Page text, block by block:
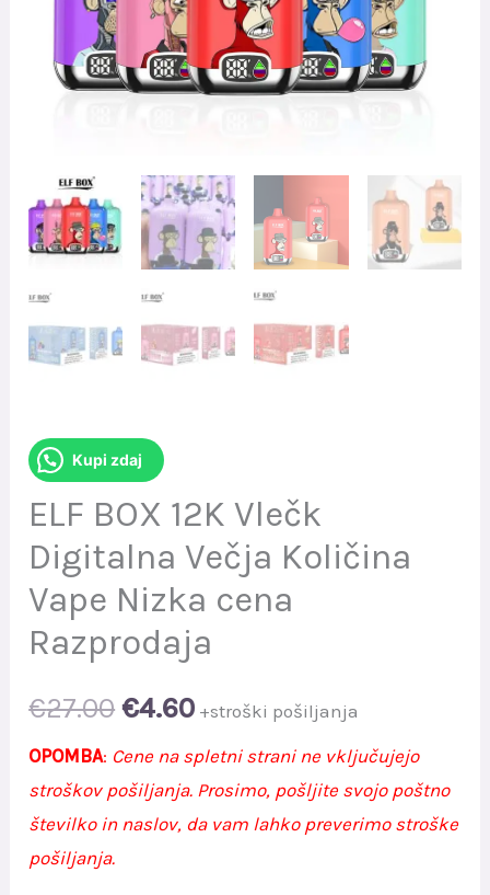
Kupi zdaj
ELF BOX 12K Vlečk
Digitalna Večja Količina
Vape Nizka cena
Razprodaja
€27.00 Original
price
was:
€4.60Current
price
is:
+stroški pošiljanja
OPOMBA: Cene na spletni strani ne vključujejo
stroškov pošiljanja. Prosimo, pošljite svojo poštno
številko in naslov, da vam lahko preverimo stroške
pošiljanja.